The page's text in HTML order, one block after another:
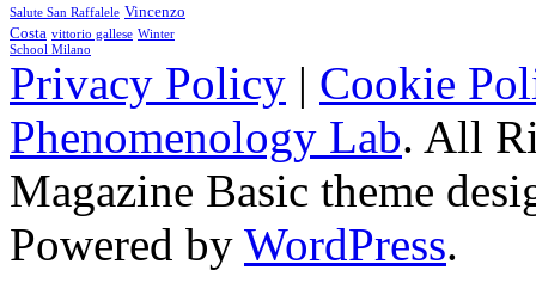
Salute San Raffalele Vincenzo
Costa vittorio gallese Winter
School Milano
Privacy Policy | Cookie
Phenomenology Lab. All
Magazine Basic theme
Powered by WordPress.